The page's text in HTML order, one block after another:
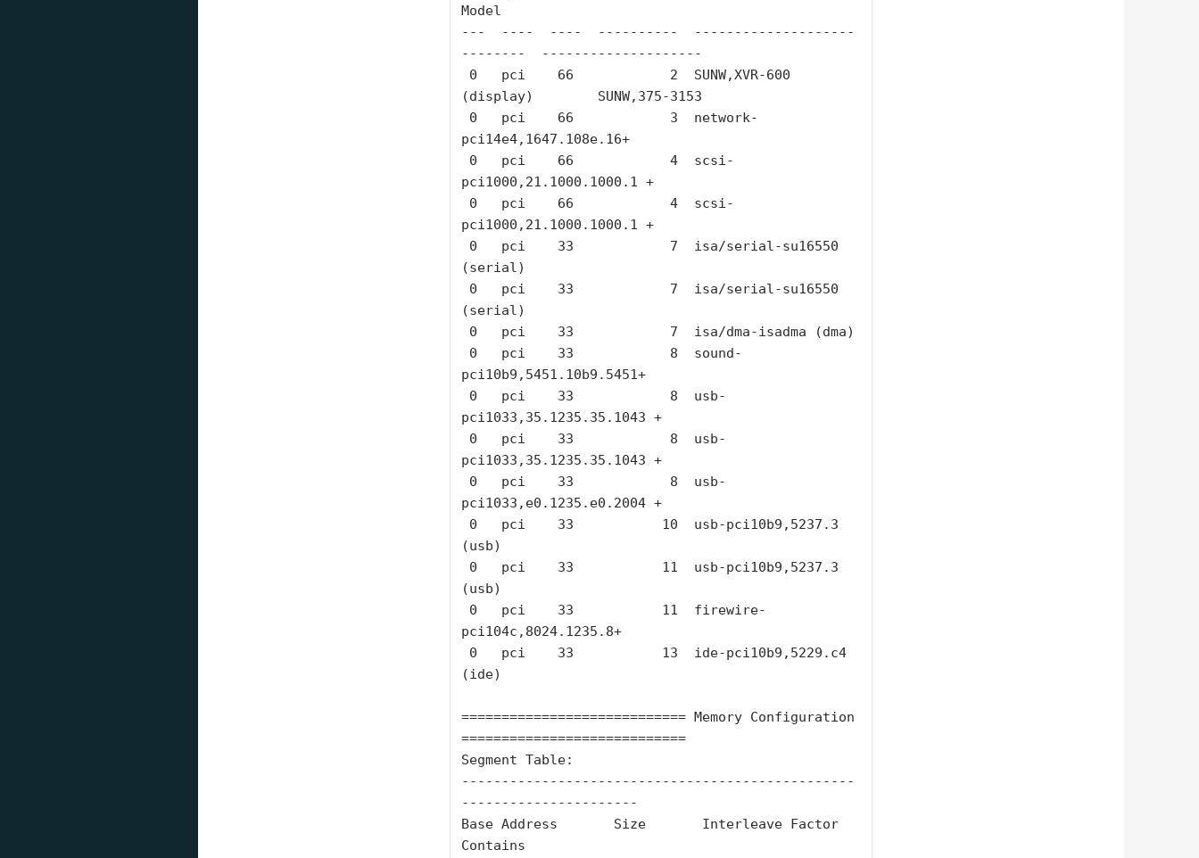
Model
---  ----  ----  ----------  --------------------
--------  --------------------
(display)        SUNW,375-3153
pci14e4,1647.108e.16+
pci1000,21.1000.1000.1 +
pci1000,21.1000.1000.1 +
(serial)
(serial)
pci10b9,5451.10b9.5451+
pci1033,35.1235.35.1043 +
pci1033,35.1235.35.1043 +
pci1033,e0.1235.e0.2004 +
(usb)
(usb)
pci104c,8024.1235.8+
(ide)
============================ Memory Configuration
============================
Segment Table:
-------------------------------------------------
----------------------
Base Address       Size       Interleave Factor
Contains